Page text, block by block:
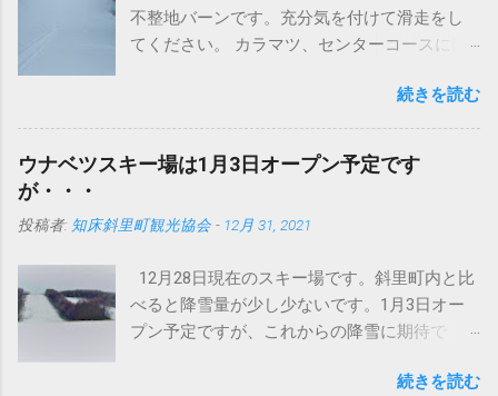
不整地バーンです。充分気を付けて滑走をし
てください。 カラマツ、センターコースには
写真をどうぞ タイヤが地形に合わせて滑らか
に動いています。おかげでドンという振動が
なくなりました。 今までは、登ったら車体ご
と空に向かって、頂点から今度は地面にドン
います。しっかり接地面をとらえてるという
のメーカーもこんなの当たり前かもしれませ
んが・・・ このブログで何回か紹介していま
すが、イタリアプリノート社製バイソンＸ
はウシ科バイソン属の大形の野牛で、肩が盛
続きを読む
ウナベツスキー場は1月3日オープン予定です
が・・・
投稿者: 知床斜里町観光協会 - 12月 31, 2021
12月28日現在のスキー場です。斜里町内と比
べると降雪量が少し少ないです。1月3日オー
プン予定ですが、これからの降雪に期待で
る可能性もございます。 スキー場の営業状況
続きを読む